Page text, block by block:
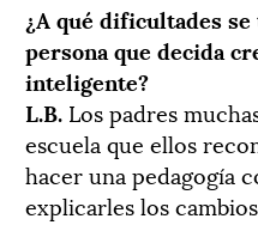
¿A qué dificultades
persona que decida
inteligente?
L.B. Los padres
escuela que ellos
hacer una pedagogía
explicarles los